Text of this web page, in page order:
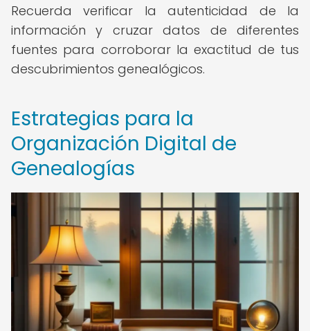
Recuerda verificar la autenticidad de la
información y cruzar datos de diferentes
fuentes para corroborar la exactitud de tus
descubrimientos genealógicos.
Estrategias para la
Organización Digital de
Genealogías